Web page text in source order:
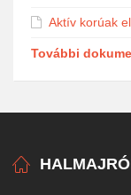
Aktív korúak
További